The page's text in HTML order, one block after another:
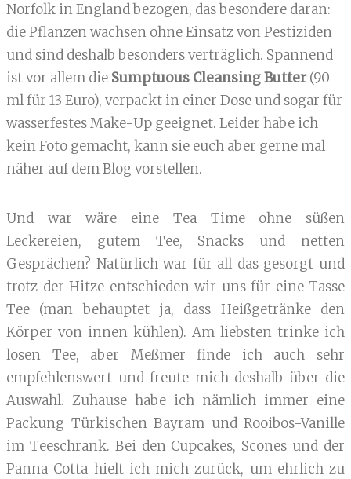
Norfolk in England bezogen, das besondere daran:
die Pflanzen wachsen ohne Einsatz von Pestiziden
und sind deshalb besonders verträglich. Spannend
ist vor allem die Sumptuous Cleansing Butter(90
ml für 13 Euro), verpackt in einer Dose und sogar für
wasserfestes Make-Up geeignet. Leider habe ich
kein Foto gemacht, kann sie euch aber gerne mal
näher auf dem Blog vorstellen.
Und war wäre eine Tea Time ohne süßen
Leckereien, gutem Tee, Snacks und netten
Gesprächen? Natürlich war für all das gesorgt und
trotz der Hitze entschieden wir uns für eine Tasse
Tee (man behauptet ja, dass Heißgetränke den
Körper von innen kühlen). Am liebsten trinke ich
losen Tee, aber Meßmer finde ich auch sehr
empfehlenswert und freute mich deshalb über die
Auswahl. Zuhause habe ich nämlich immer eine
Packung Türkischen Bayram und Rooibos-Vanille
im Teeschrank. Bei den Cupcakes, Scones und der
Panna Cotta hielt ich mich zurück, um ehrlich zu